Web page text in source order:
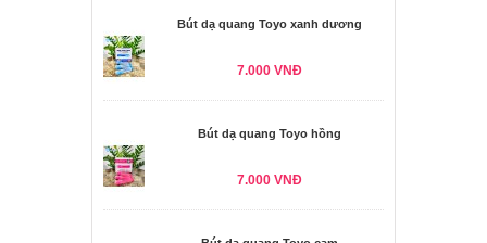
Bút dạ quang Toyo xanh dương
7.000 VNĐ
Bút dạ quang Toyo hồng
7.000 VNĐ